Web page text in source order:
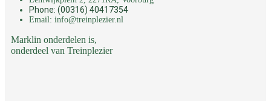
Phone: (00316) 40417354
Email: info@treinplezier.nl
Marklin onderdelen is,
onderdeel van Treinplezier